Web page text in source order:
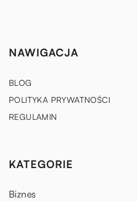
NAWIGACJA
BLOG
POLITYKA PRYWATNOŚCI
REGULAMIN
KATEGORIE
Biznes